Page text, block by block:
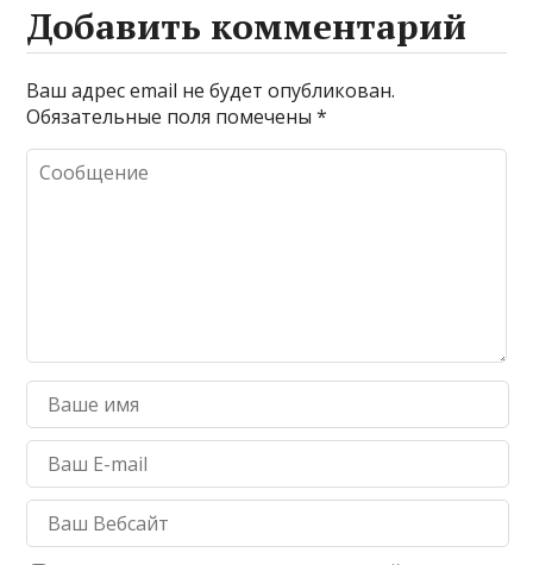
Добавить комментарий
Ваш адрес email не будет опубликован.
Обязательные поля помечены*